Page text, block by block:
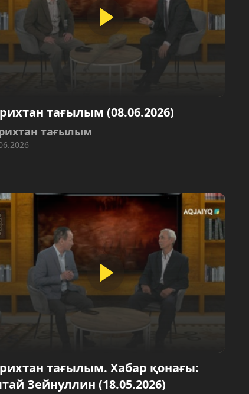
тағылым (08.06.2026)
тағылым
тағылым. Хабар қонағы:
Зейнуллин (18.05.2026)